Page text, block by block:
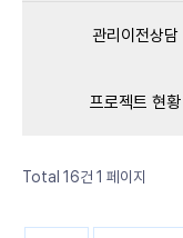
관리이전상담
프로젝트 현황
Total 16건 1 페이지